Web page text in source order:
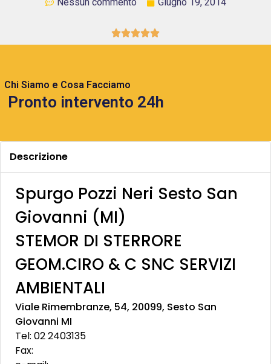
Nessun commento
Giugno 19, 2014

Chi Siamo e Cosa Facciamo
Pronto intervento 24h
Descrizione
Spurgo Pozzi Neri Sesto San
Giovanni (MI)
STEMOR DI STERRORE
GEOM.CIRO & C SNC SERVIZI
AMBIENTALI
Viale Rimembranze, 54, 20099, Sesto San
Giovanni MI
Tel: 02 2403135
Fax: